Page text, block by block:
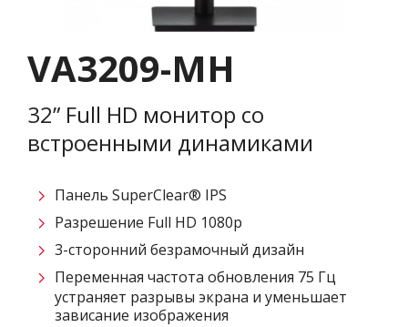
VA3209-MH
32” Full HD монитор со
встроенными динамиками
Панель SuperClear® IPS
Разрешение Full HD 1080p
3-сторонний безрамочный дизайн
Переменная частота обновления 75 Гц
устраняет разрывы экрана и уменьшает
зависание изображения